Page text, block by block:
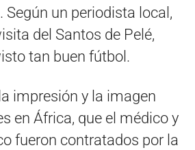
Según un periodista local,
del Santos de Pelé,
tan buen fútbol.
impresión y la imagen
en África, que el médico y
fueron contratados por la